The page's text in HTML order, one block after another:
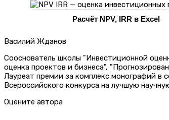
Расчёт NPV, IRR в Excel
Василий Жданов
Сооснователь школы "Инвестиционной
оценка проектов и бизнеса",
Лауреат премии за комплекс монографий в
Всероссийского конкурса на лучшую
Оцените автора